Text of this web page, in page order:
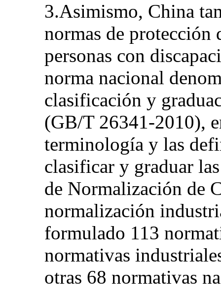
3.Asimismo, China
normas de protección
personas con
norma nacional
clasificación y
(GB/T 26341‑2010),
terminología y las
clasificar y graduar
de Normalización de
normalización
formulado 113
normativas
otras 68 normativas